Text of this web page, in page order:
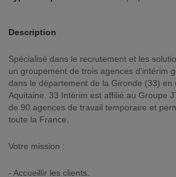
Description
Spécialisé dans le recrutement et les solutions RH, 33 Intérim est
un groupement de trois agences d'intérim
dans le département de la Gironde (33) en
Aquitaine. 33 Intérim est affilié au Groupe
de 90 agences de travail temporaire et
toute la France.
Votre mission :
- Accueillir les clients.